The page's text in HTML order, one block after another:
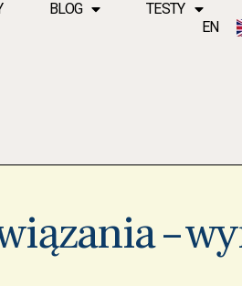
BLOG TESTY
EN
–